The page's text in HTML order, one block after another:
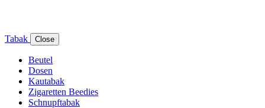
Tabak Close
Beutel
Dosen
Kautabak
Zigaretten Beedies
Schnupftabak